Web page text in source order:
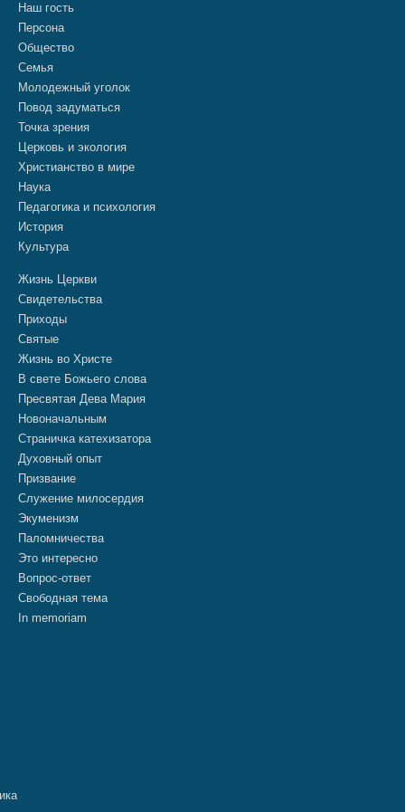
Наш гость
Персона
Общество
Семья
Молодежный уголок
Повод задуматься
Точка зрения
Церковь и экология
Христианство в мире
Наука
Педагогика и психология
История
Культура
Жизнь Церкви
Свидетельства
Приходы
Святые
Жизнь во Христе
В свете Божьего слова
Пресвятая Дева Мария
Новоначальным
Страничка катехизатора
Духовный опыт
Призвание
Служение милосердия
Экуменизм
Паломничества
Это интересно
Вопрос-ответ
Свободная тема
In memoriam